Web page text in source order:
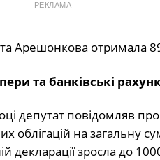
РЕКЛАМА
Арешонкова отримала
та банківські
депутат повідомляв
облігацій на загальну
декларації зросла до